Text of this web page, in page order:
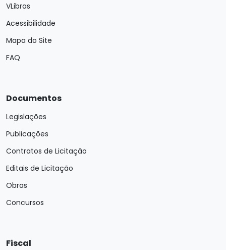
VLibras
Acessibilidade
Mapa do Site
FAQ
Documentos
Legislações
Publicações
Contratos de Licitação
Editais de Licitação
Obras
Concursos
Fiscal